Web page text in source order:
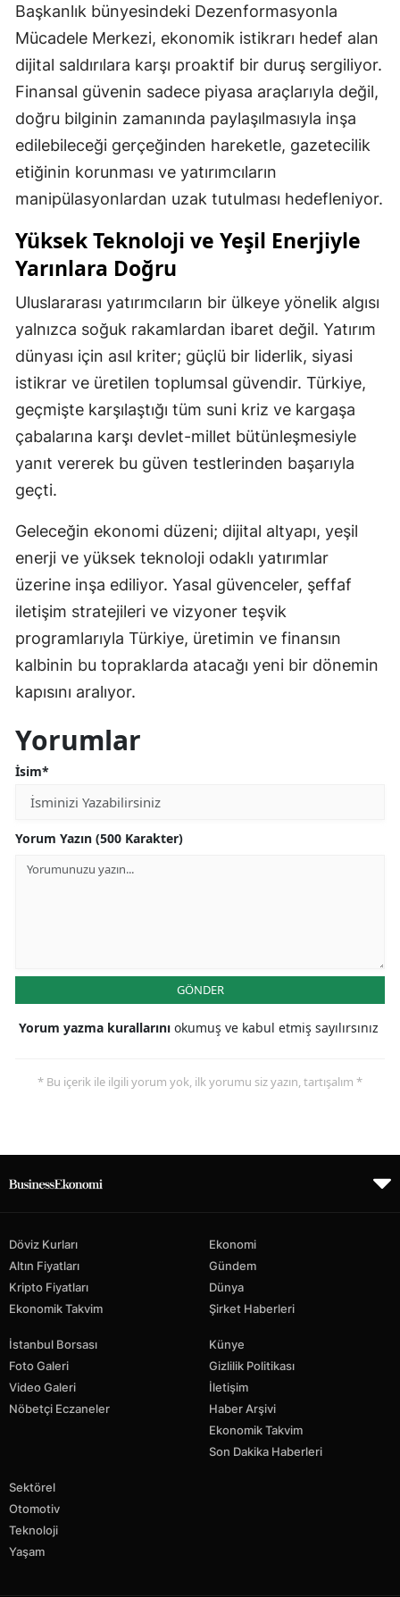
Başkanlık bünyesindeki Dezenformasyonla
Mücadele Merkezi, ekonomik istikrarı hedef alan
dijital saldırılara karşı proaktif bir duruş sergiliyor.
Finansal güvenin sadece piyasa araçlarıyla değil,
doğru bilginin zamanında paylaşılmasıyla inşa
edilebileceği gerçeğinden hareketle, gazetecilik
etiğinin korunması ve yatırımcıların
manipülasyonlardan uzak tutulması hedefleniyor.
Yüksek Teknoloji ve Yeşil Enerjiyle
Yarınlara Doğru
Uluslararası yatırımcıların bir ülkeye yönelik algısı
yalnızca soğuk rakamlardan ibaret değil. Yatırım
dünyası için asıl kriter; güçlü bir liderlik, siyasi
istikrar ve üretilen toplumsal güvendir. Türkiye,
geçmişte karşılaştığı tüm suni kriz ve kargaşa
çabalarına karşı devlet-millet bütünleşmesiyle
yanıt vererek bu güven testlerinden başarıyla
geçti.
Geleceğin ekonomi düzeni; dijital altyapı, yeşil
enerji ve yüksek teknoloji odaklı yatırımlar
üzerine inşa ediliyor. Yasal güvenceler, şeffaf
iletişim stratejileri ve vizyoner teşvik
programlarıyla Türkiye, üretimin ve finansın
kalbinin bu topraklarda atacağı yeni bir dönemin
kapısını aralıyor.
Yorumlar
İsim*
Yorum Yazın (500 Karakter)
GÖNDER
Yorum yazma kurallarını okumuş ve kabul etmiş sayılırsınız
* Bu içerik ile ilgili yorum yok, ilk yorumu siz yazın, tartışalım *
Döviz Kurları
Altın Fiyatları
Kripto Fiyatları
Ekonomik Takvim
Ekonomi
Gündem
Dünya
Şirket Haberleri
İstanbul Borsası
Foto Galeri
Video Galeri
Nöbetçi Eczaneler
Künye
Gizlilik Politikası
İletişim
Haber Arşivi
Ekonomik Takvim
Son Dakika Haberleri
Sektörel
Otomotiv
Teknoloji
Yaşam